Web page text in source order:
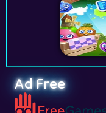
Ad Free